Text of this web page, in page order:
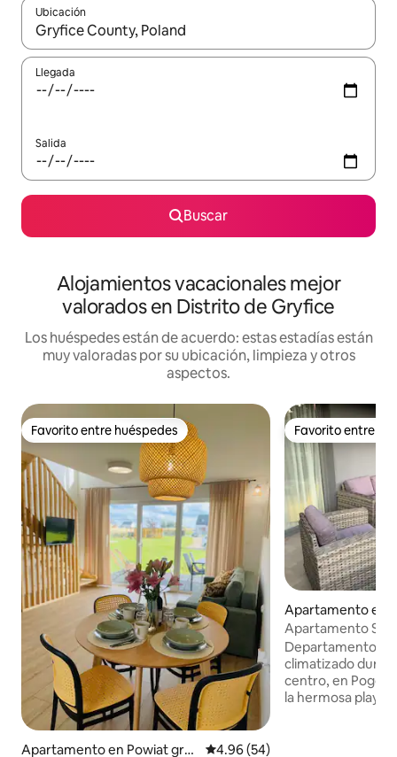
Ubicación
Cuando los resultados estén disponibles, navega con las
Llegada
Salida
Buscar
Alojamientos vacacionales mejor
valorados en Distrito de Gryfice
Los huéspedes están de acuerdo: estas estadías están
muy valoradas por su ubicación, limpieza y otros
aspectos.
Favorito entre huéspedes
Favorito entre huéspedes
Apartamento en Powiat gry
Calificación promedio: 4.96 de
4.96 (54)
Favorito entre
Favorito entre
Apartamento en
Apartamento
Departamento
climatizado
centro, en
la hermosa playa